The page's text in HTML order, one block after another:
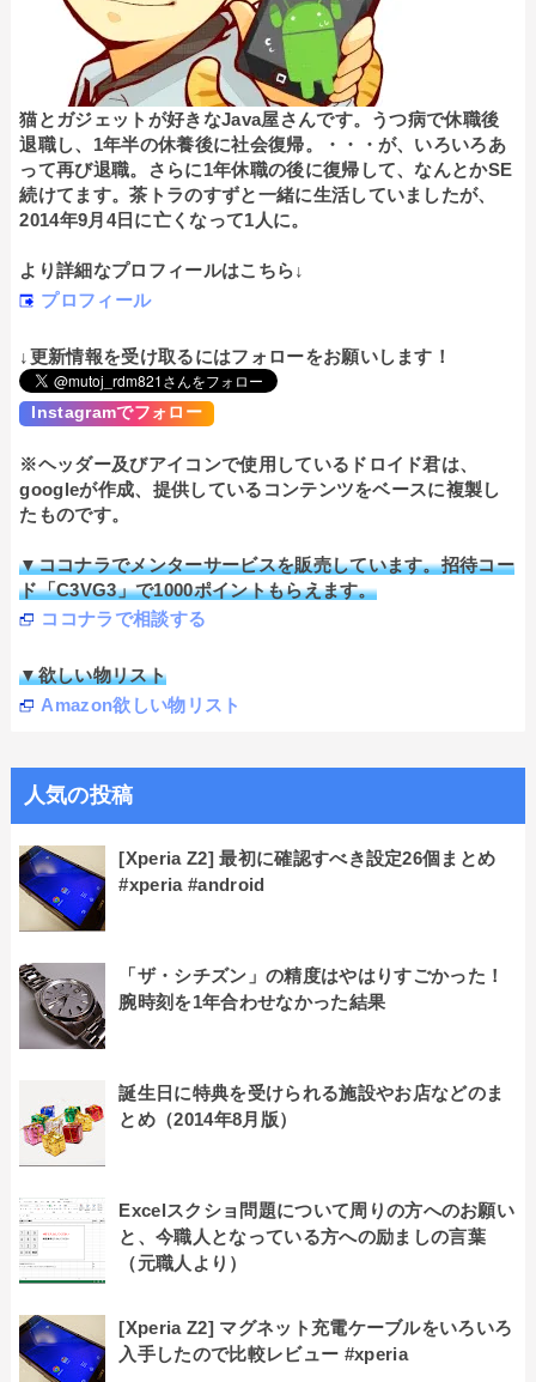
猫とガジェットが好きなJava屋さんです。うつ病で休職後
退職し、1年半の休養後に社会復帰。・・・が、いろいろあ
って再び退職。さらに1年休職の後に復帰して、なんとかSE
続けてます。茶トラのすずと一緒に生活していましたが、
2014年9月4日に亡くなって1人に。
より詳細なプロフィールはこちら↓
プロフィール
↓更新情報を受け取るにはフォローをお願いします！
Instagramでフォロー
※ヘッダー及びアイコンで使用しているドロイド君は、
googleが作成、提供しているコンテンツをベースに複製し
たものです。
▼ココナラでメンターサービスを販売しています。招待コー
ド「C3VG3」で1000ポイントもらえます。
ココナラで相談する
▼欲しい物リスト
Amazon欲しい物リスト
人気の投稿
[Xperia Z2] 最初に確認すべき設定26個まとめ
#xperia #android
「ザ・シチズン」の精度はやはりすごかった！
腕時刻を1年合わせなかった結果
誕生日に特典を受けられる施設やお店などのま
とめ（2014年8月版）
Excelスクショ問題について周りの方へのお願い
と、今職人となっている方への励ましの言葉
（元職人より）
[Xperia Z2] マグネット充電ケーブルをいろいろ
入手したので比較レビュー #xperia